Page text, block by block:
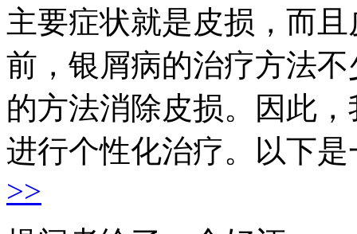
主要症状就是皮损，而
前，银屑病的治疗方法
的方法消除皮损。因此
进行个性化治疗。以下
>>